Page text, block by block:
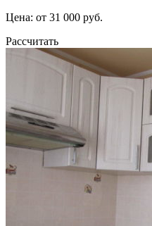
Цена: от 31 000 руб.
Рассчитать